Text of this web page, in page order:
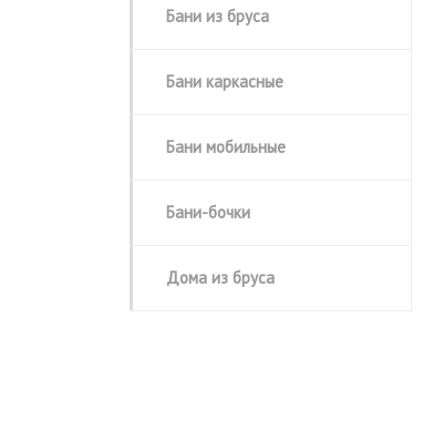
Бани из бруса
Бани каркасные
Бани мобильные
Бани-бочки
Дома из бруса